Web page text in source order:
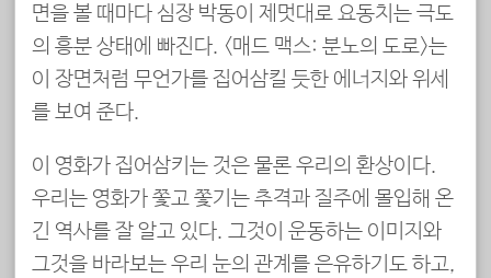
면을 볼 때마다 심장 박동이 제멋대로 요동치는 극도
의 흥분 상태에 빠진다. <매드 맥스: 분노의 도로>는
이 장면처럼 무언가를 집어삼킬 듯한 에너지와 위세
를 보여 준다.
이 영화가 집어삼키는 것은 물론 우리의 환상이다.
우리는 영화가 쫓고 쫓기는 추격과 질주에 몰입해 온
긴 역사를 잘 알고 있다. 그것이 운동하는 이미지와
그것을 바라보는 우리 눈의 관계를 은유하기도 하고,